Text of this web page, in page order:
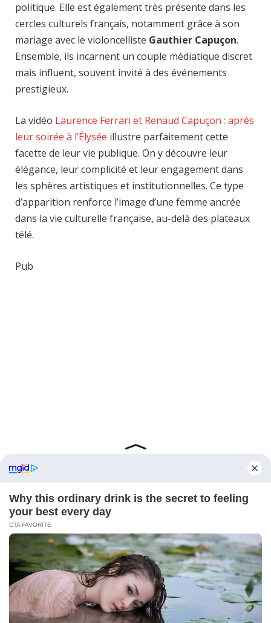
politique. Elle est également très présente dans les
cercles culturels français, notamment grâce à son
mariage avec le violoncelliste Gauthier Capuçon.
Ensemble, ils incarnent un couple médiatique discret
mais influent, souvent invité à des événements
prestigieux.
La vidéo Laurence Ferrari et Renaud Capuçon : après
leur soirée à l’Élysée illustre parfaitement cette
facette de leur vie publique. On y découvre leur
élégance, leur complicité et leur engagement dans
les sphères artistiques et institutionnelles. Ce type
d’apparition renforce l’image d’une femme ancrée
dans la vie culturelle française, au-delà des plateaux
télé.
Pub
Engagement sociétal et éditos
marquants